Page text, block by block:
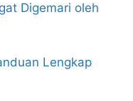
Digemari oleh
Lengkap